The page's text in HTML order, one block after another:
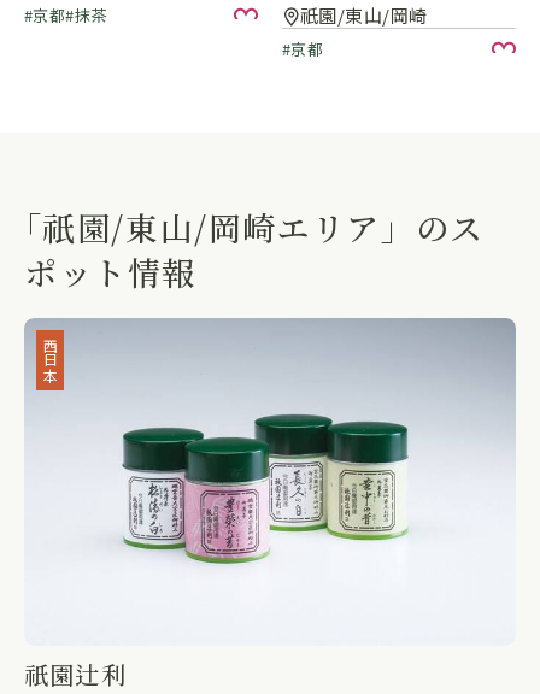
京都 抹茶 お気に入り祇園/東山/岡崎
京都 お
「祇園/東山/岡崎エリア」のス
ポット情報
西日本
祇園辻利